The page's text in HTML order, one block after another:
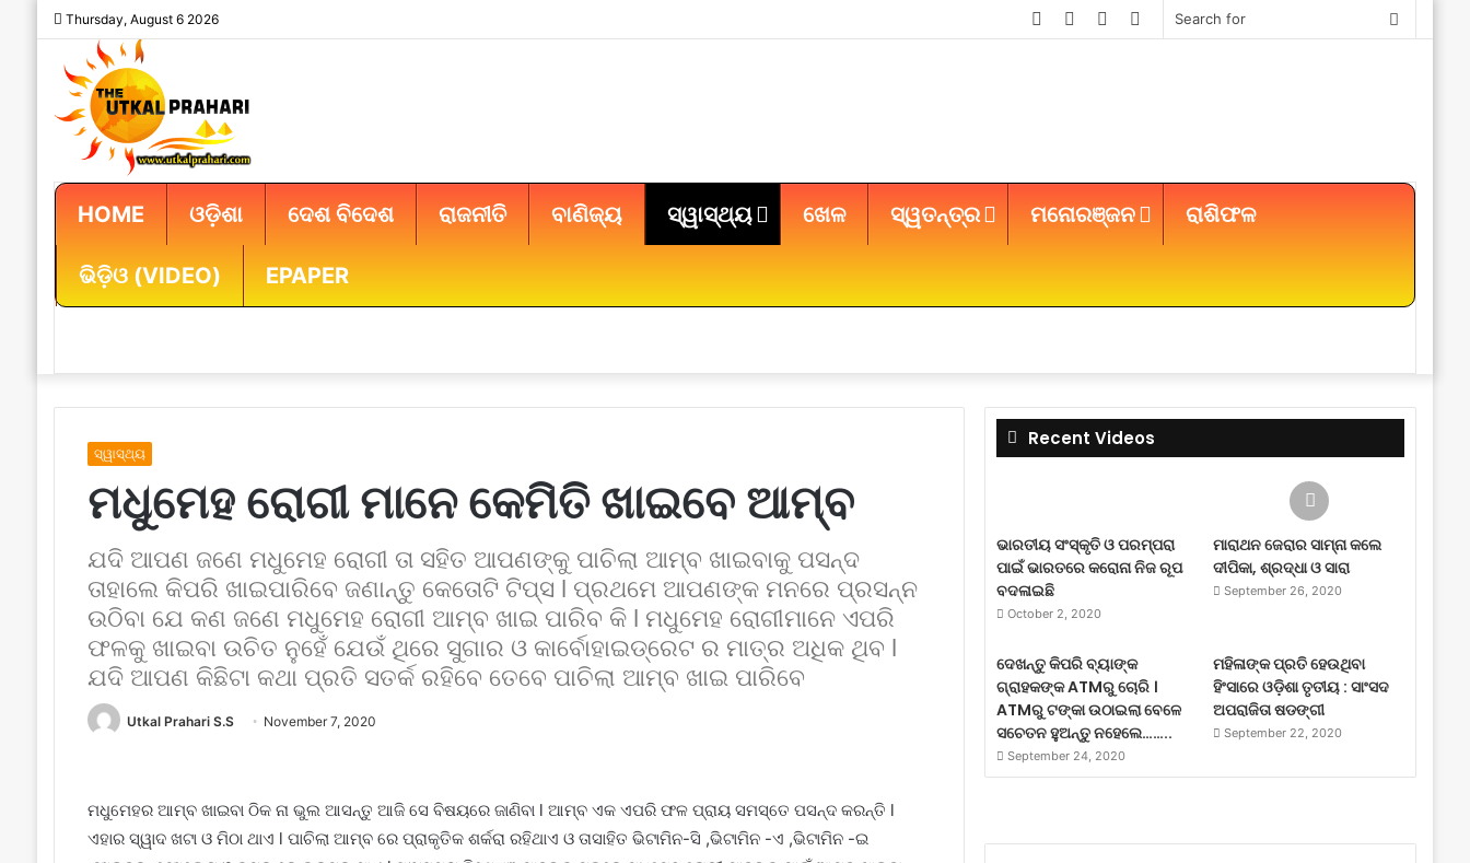
Thursday, August 6 2026
Search
Instagram
YouTube
Twitter
Facebook
HOME ଓଡ଼ିଶା ଦେଶ ବିଦେଶ ରାଜନୀତି ବାଣିଜ୍ୟ ସ୍ୱାସ୍ଥ୍ୟ ଖେଳ ସ୍ୱତନ୍ତ୍ର ମନୋରଞ୍ଜନ ରାଶିଫଳ
ଭିଡ଼ିଓ (VIDEO) EPAPER
ସ୍ୱାସ୍ଥ୍ୟ
ମଧୁମେହ ରୋଗୀ ମାନେ କେମିତି ଖାଇବେ ଆମ୍ବ
ଯଦି ଆପଣ ଜଣେ ମଧୁମେହ ରୋଗୀ ତା ସହିତ ଆପଣଙ୍କୁ ପାଚିଲା ଆମ୍ବ ଖାଇବାକୁ ପସନ୍ଦ
ତାହାଲେ କିପରି ଖାଇପାରିବେ ଜଣାନ୍ତୁ କେତୋଟି ଟିପ୍ସ l ପ୍ରଥମେ ଆପଣଙ୍କ ମନରେ ପ୍ରସନ୍ନ
ଉଠିବା ଯେ କଣ ଜଣେ ମଧୁମେହ ରୋଗୀ ଆମ୍ବ ଖାଇ ପାରିବ କି l ମଧୁମେହ ରୋଗୀମାନେ ଏପରି
ଫଳକୁ ଖାଇବା ଉଚିତ ନୁହେଁ ଯେଉଁ ଥିରେ ସୁଗାର ଓ କାର୍ବୋହାଇଡ୍ରେଟ ର ମାତ୍ର ଅଧିକ ଥିବ l
ଯଦି ଆପଣ କିଛିଟା କଥା ପ୍ରତି ସତର୍କ ରହିବେ ତେବେ ପାଚିଲା ଆମ୍ବ ଖାଇ ପାରିବେ
Utkal Prahari S.S November 7, 2020
ମଧୁମେହର ଆମ୍ବ ଖାଇବା ଠିକ ନା ଭୁଲ ଆସନ୍ତୁ ଆଜି ସେ ବିଷୟରେ ଜାଣିବା l ଆମ୍ବ ଏକ ଏପରି ଫଳ ପ୍ରାୟ ସମସ୍ତେ ପସନ୍ଦ କରନ୍ତି l
ଏହାର ସ୍ୱାଦ ଖଟା ଓ ମିଠା ଥାଏ l ପାଚିଲା ଆମ୍ବ ରେ ପ୍ରାକୃତିକ ଶର୍କରା ରହିଥାଏ ଓ ତାସାହିତ ଭିଟାମିନ-ସି ,ଭିଟାମିନ -ଏ ,ଭିଟାମିନ -ଇ
Recent Videos
ଭାରତୀୟ ସଂସ୍କୃତି ଓ ପରମ୍ପରା
ପାଇଁ ଭାରତରେ କରୋନା ନିଜ ରୂପ
ବଦଳାଇଛି
October 2, 2020
ମାରାଥନ ଜେରାର ସାମ୍ନା କଲେ
ଦୀପିକା, ଶ୍ରଦ୍ଧା ଓ ସାରା
September 26, 2020
ଦେଖନ୍ତୁ କିପରି ବ୍ୟାଙ୍କ
ଗ୍ରାହକଙ୍କ ATMରୁ ଚୋରି ।
ATMରୁ ଟଙ୍କା ଉଠାଇଲା ବେଳେ
ସଚେତନ ହୁଅନ୍ତୁ ନହେଲେ……..
September 24, 2020
ମହିଳାଙ୍କ ପ୍ରତି ହେଉଥିବା
ହିଂସାରେ ଓଡ଼ିଶା ତୃତୀୟ : ସାଂସଦ
ଅପରାଜିତା ଷଡଙ୍ଗୀ
September 22, 2020